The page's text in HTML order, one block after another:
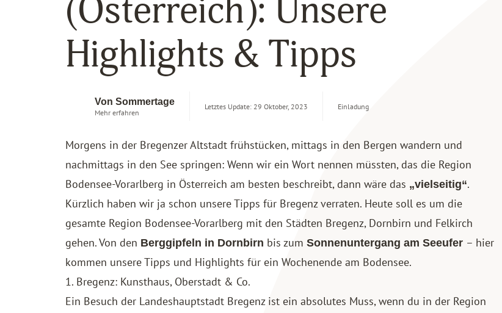
(Österreich): Unsere
Highlights & Tipps
Von Sommertage
Mehr erfahren
Letztes Update: 29 Oktober, 2023 Einladung
Morgens in der Bregenzer Altstadt frühstücken, mittags in den Bergen wandern und
nachmittags in den See springen: Wenn wir ein Wort nennen müssten, das die Region
Bodensee-Vorarlberg in Österreich am besten beschreibt, dann wäre das „vielseitig“.
Kürzlich haben wir ja schon unsereTipps für Bregenzverraten. Heute soll es um die
gesamte Region Bodensee-Vorarlberg mit den Städten Bregenz, Dornbirn und Felkirch
gehen. Von den Berggipfeln in Dornbirn bis zumSonnenuntergang am Seeufer – hier
kommen unsere Tipps und Highlights für ein Wochenende am Bodensee.
1. Bregenz: Kunsthaus, Oberstadt & Co.
Ein Besuch der Landeshauptstadt Bregenz ist ein absolutes Muss, wenn du in der Region